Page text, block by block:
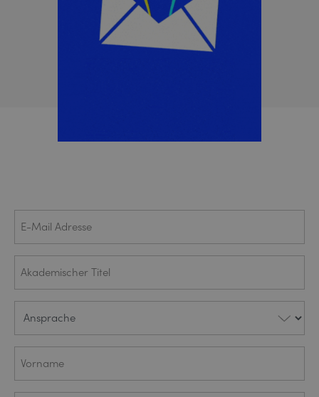
E-Mail
Adresse
(ERFORDERLICH)
Akademischer
Titel
Ansprache(ERFORDERLICH)
Vorname(ERFORDERLICH)